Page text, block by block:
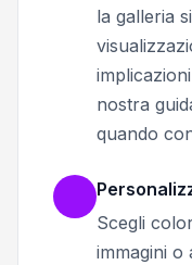
la galleria
nostra
quando
Scegli
immagini o